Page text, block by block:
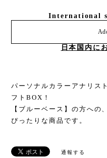
International
日本国内に
パーソナルカラーアナリス
フトBOX！
【ブルーベース】の方への
ぴったりな商品です。
通報する